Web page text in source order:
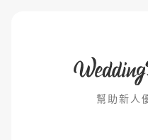
幫助新人